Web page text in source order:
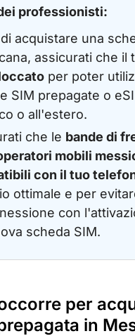
professionisti:
acquistare una
assicurati che il
per poter
SIM prepagate o
o all'estero.
che le bande di
mobili
con il tuo
ottimale e per
con
scheda SIM.
per
in